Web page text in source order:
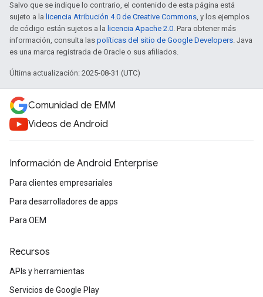
Salvo que se indique lo contrario, el contenido de esta página está
sujeto a la licencia Atribución 4.0 de Creative Commons, y los ejemplos
de código están sujetos a la licencia Apache 2.0. Para obtener más
información, consulta las políticas del sitio de Google Developers. Java
es una marca registrada de Oracle o sus afiliados.
Última actualización: 2025-08-31 (UTC)
Comunidad de EMM
Videos de Android
Información de Android Enterprise
Para clientes empresariales
Para desarrolladores de apps
Para OEM
Recursos
APIs y herramientas
Servicios de Google Play